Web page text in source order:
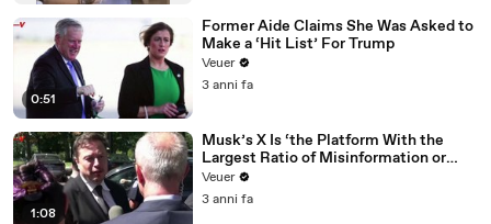
0:51
Former Aide Claims She Was Asked to
Make a ‘Hit List’ For Trump
Veuer
3 anni fa
1:08
Musk’s X Is ‘the Platform With the
Largest Ratio of Misinformation or
Disinformation’ Amongst All Social
Media Platforms
Veuer
3 anni fa